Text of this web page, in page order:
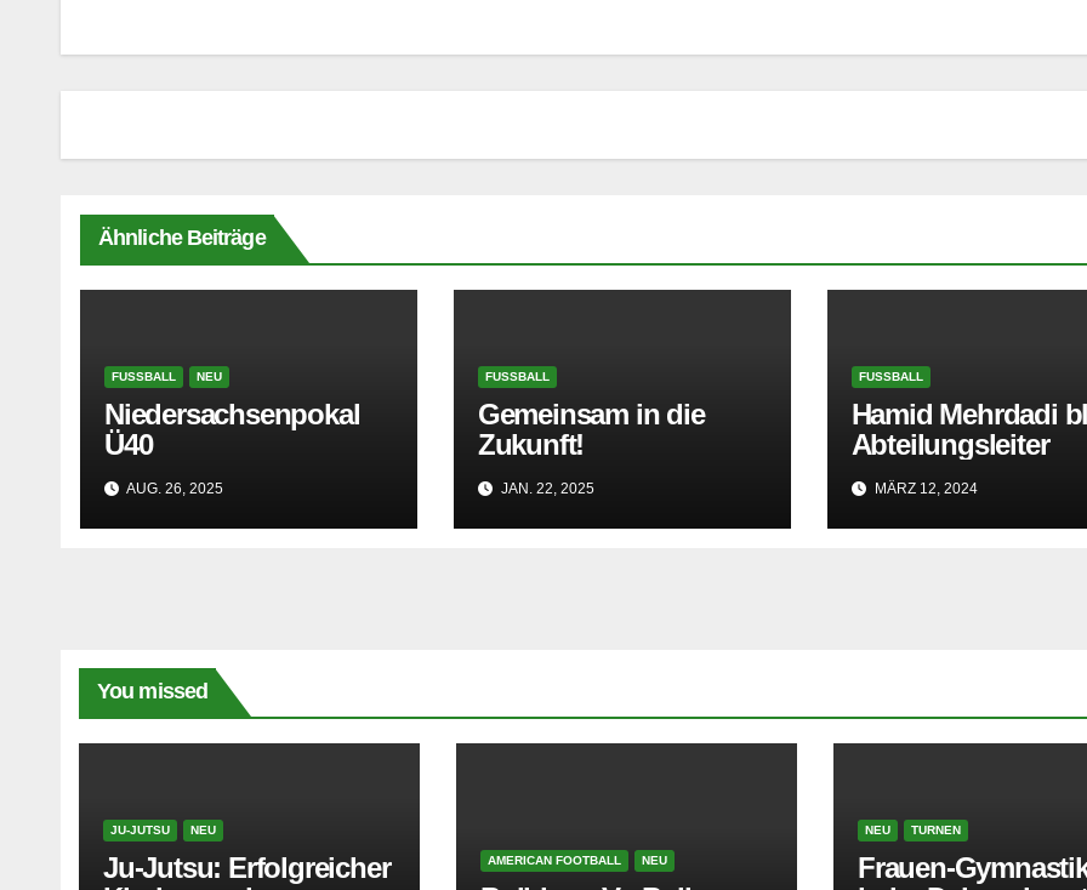
Ähnliche Beiträge
FUSSBALL NEU
Niedersachsenpokal
Ü40
AUG. 26, 2025
FUSSBALL
Gemeinsam in die
Zukunft!
JAN. 22, 2025
FUSSBALL
Hamid Mehrdadi
Abteilungsleiter
MÄRZ 12, 2024
You missed
JU-JUTSU NEU
Ju-Jutsu: Erfolgreicher
AMERICAN FOOTBALL NEU
NEU TURNEN
Frauen-